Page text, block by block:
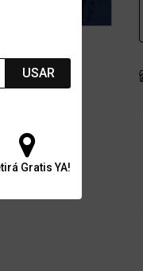
USAR
Gratis YA!